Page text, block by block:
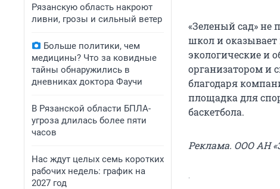
Рязанскую область накроют
ливни, грозы и сильный ветер
Больше политики, чем
медицины? Что за ковидные
тайны обнаружились в
дневниках доктора Фаучи
В Рязанской области БПЛА-
угроза длилась более пяти
часов
Нас ждут целых семь коротких
рабочих недель: график на
2027 год
«Зеленый сад» не
школ и
экологические и
организатором и
благодаря
площадка для
баскетбола.
Реклама. ООО АН
.